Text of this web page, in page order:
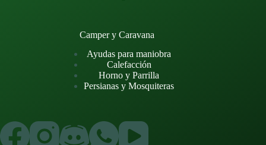
Camper y Caravana
Ayudas para maniobra
Calefacción
Horno y Parrilla
Persianas y Mosquiteras